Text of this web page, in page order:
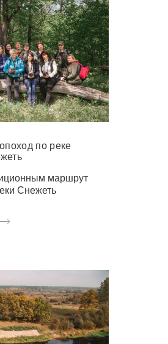
по реке
маршрут
Снежеть